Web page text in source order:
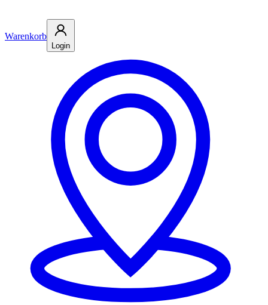
Warenkorb
Login